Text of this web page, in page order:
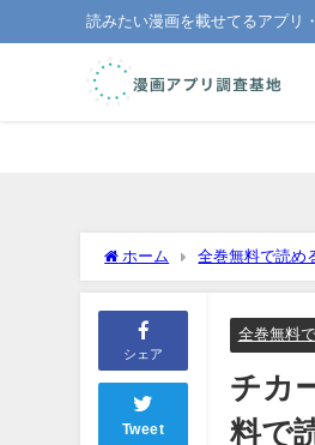
読みたい漫画を載せてるアプリ
ホーム 全巻無料で読め
シェア
Tweet
全巻無料
チカ
料で